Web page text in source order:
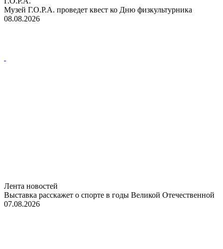
Музей Г.О.Р.А. проведет квест ко Дню физкультурника
08.08.2026
Лента новостей
Выставка расскажет о спорте в годы Великой Отечественной
07.08.2026